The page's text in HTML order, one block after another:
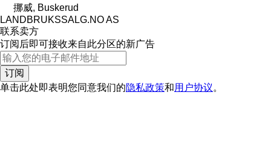
挪威, Buskerud
LANDBRUKSSALG.NO AS
联系卖方
订阅后即可接收来自此分区的新广告
订阅
单击此处即表明您同意我们的隐私政策和用户协议。